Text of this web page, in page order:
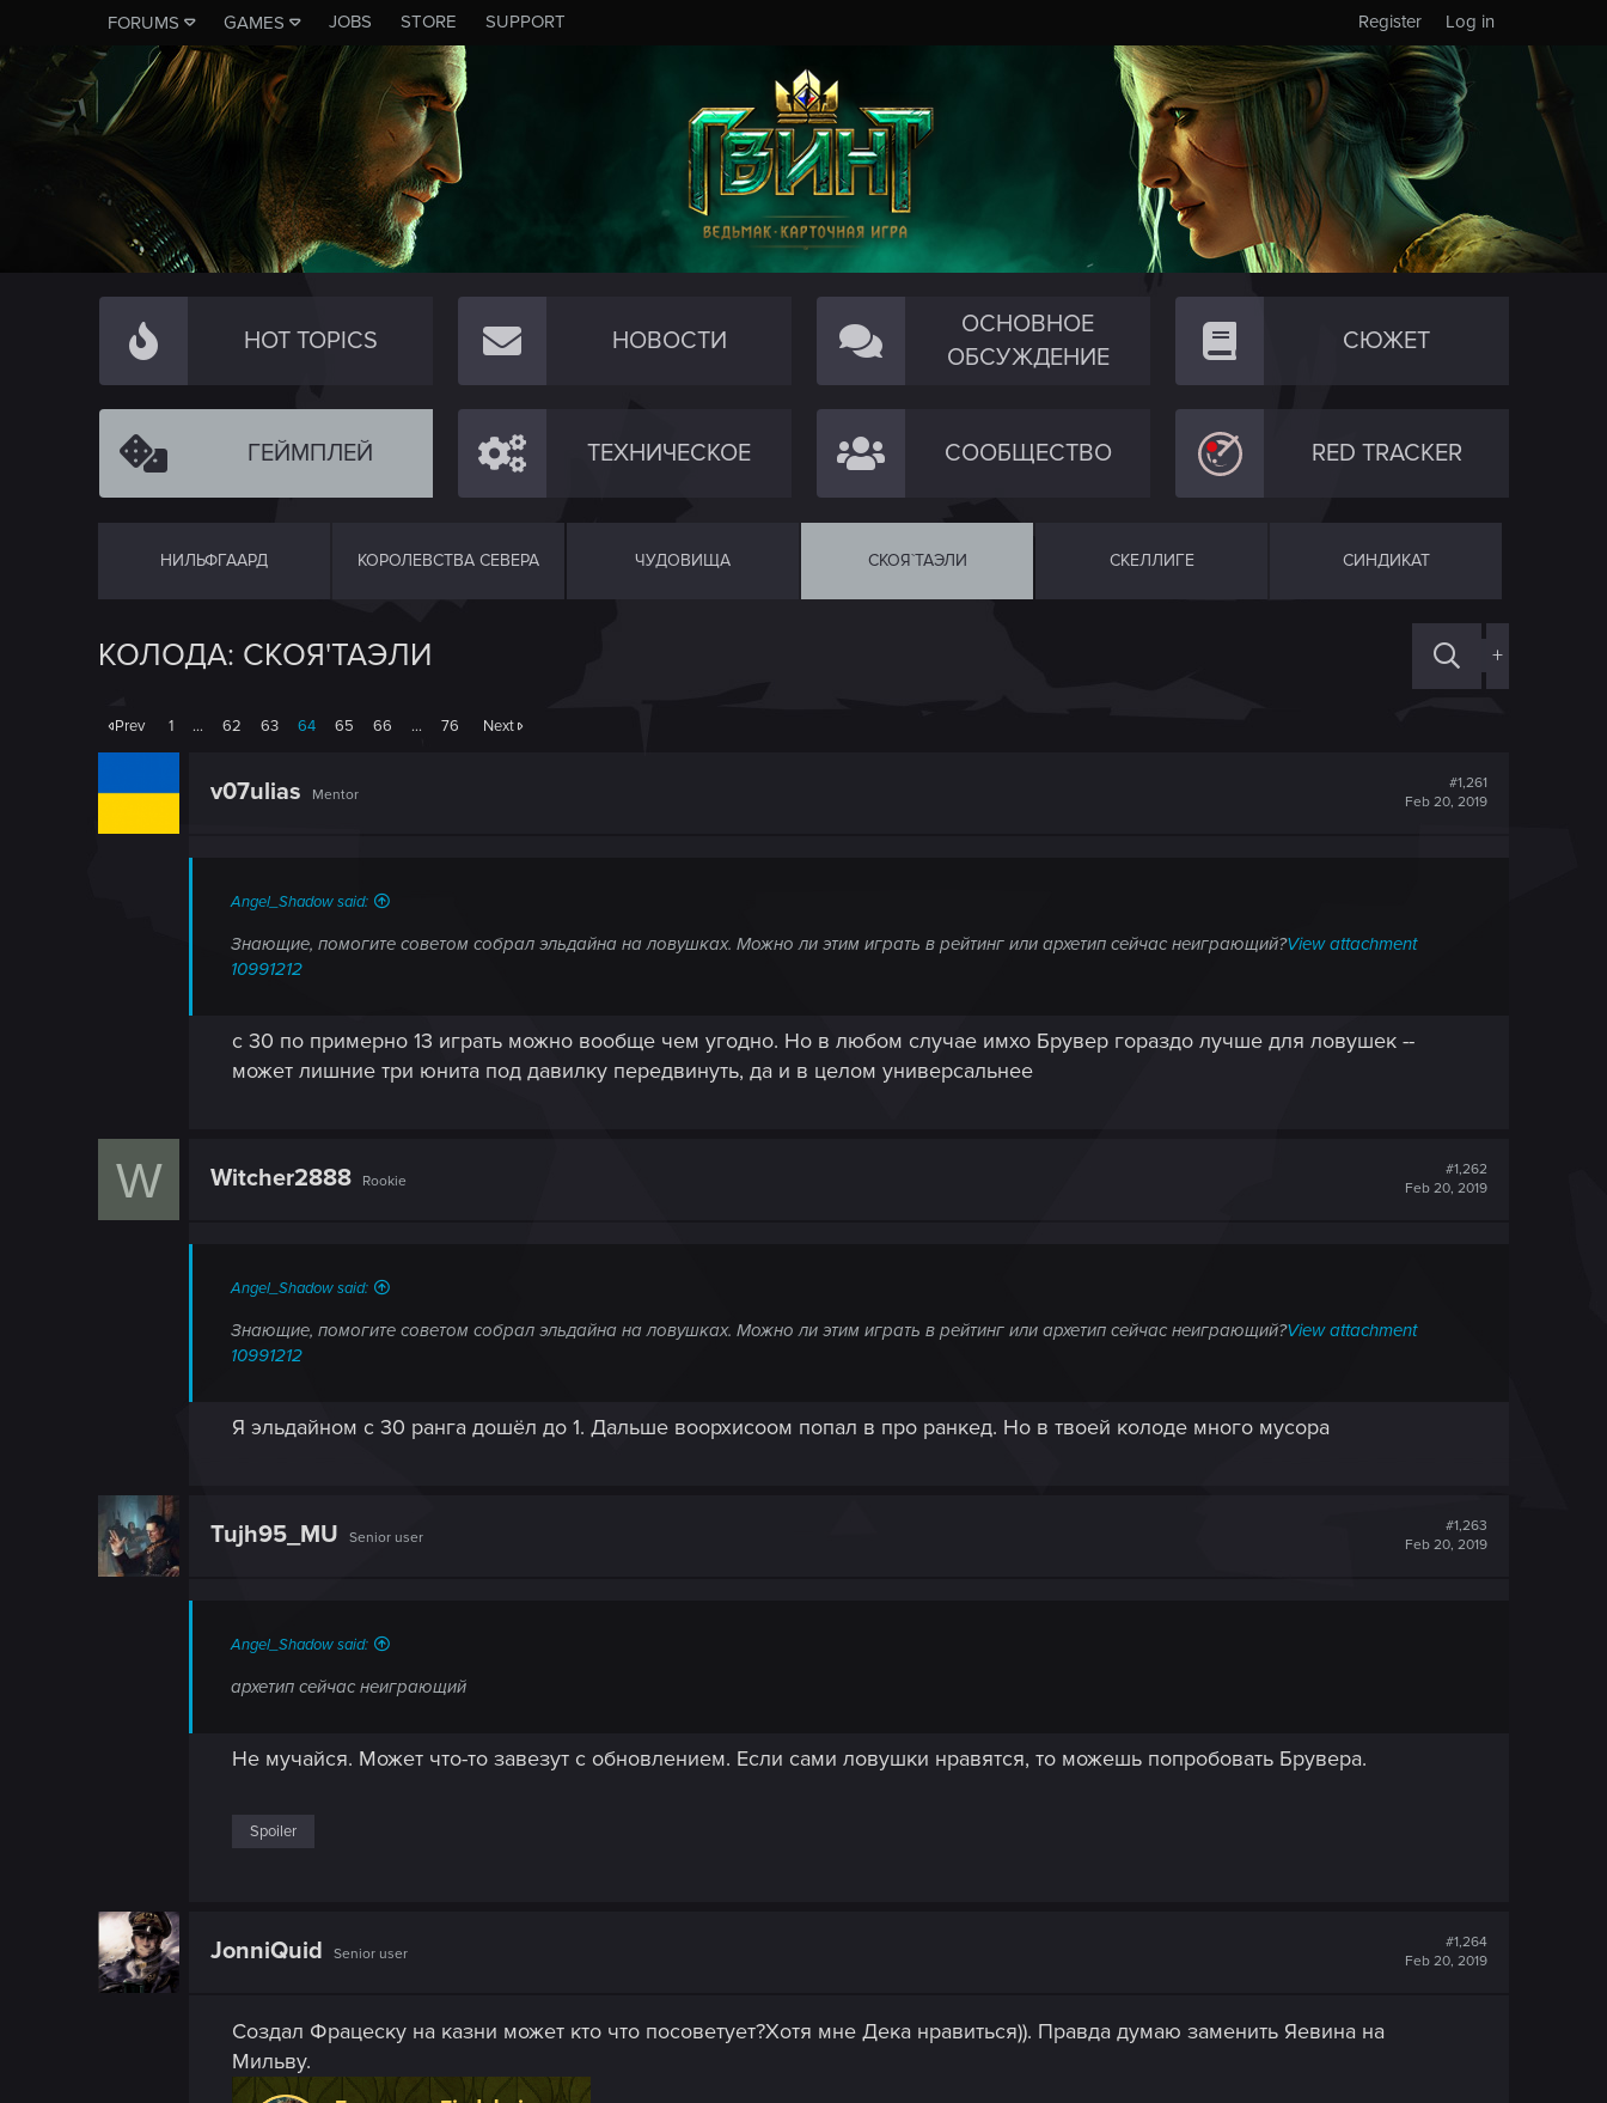
FORUMS GAMES JOBS STORE SUPPORT Log in
Register
HOT TOPICS НОВОСТИ
ОСНОВНОЕ
ОБСУЖДЕНИЕ
СЮЖЕТ
ГЕЙМПЛЕЙ ТЕХНИЧЕСКОЕ СООБЩЕСТВО RED TRACKER
НИЛЬФГААРД КОРОЛЕВСТВА СЕВЕРА ЧУДОВИЩА СКОЯ`ТАЭЛИ СКЕЛЛИГЕ СИНДИКАТ
КОЛОДА: СКОЯ'ТАЭЛИ +
Prev 1 … 62 63 64 65 66 … 76 Next
v07ulias Mentor
#1,261
Feb 20, 2019
Angel_Shadow said:
Знающие, помогите советом собрал эльдайна на ловушках. Можно ли этим играть в рейтинг или архетип сейчас неиграющий?View attachment
10991212
с 30 по примерно 13 играть можно вообще чем угодно. Но в любом случае имхо Брувер гораздо лучше для ловушек --
может лишние три юнита под давилку передвинуть, да и в целом универсальнее
W Witcher2888 Rookie
#1,262
Feb 20, 2019
Angel_Shadow said:
Знающие, помогите советом собрал эльдайна на ловушках. Можно ли этим играть в рейтинг или архетип сейчас неиграющий?View attachment
10991212
Я эльдайном с 30 ранга дошёл до 1. Дальше воорхисоом попал в про ранкед. Но в твоей колоде много мусора
Tujh95_MU Senior user
#1,263
Feb 20, 2019
Angel_Shadow said:
архетип сейчас неиграющий
Не мучайся. Может что-то завезут с обновлением. Если сами ловушки нравятся, то можешь попробовать Брувера.
Spoiler
JonniQuid Senior user
#1,264
Feb 20, 2019
Создал Фрацеску на казни может кто что посоветует?Хотя мне Дека нравиться)). Правда думаю заменить Яевина на
Мильву.